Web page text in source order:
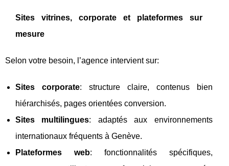
Sites vitrines, corporate et plateformes sur
mesure
Selon votre besoin, l’agence intervient sur:
Sites corporate: structure claire, contenus bien
hiérarchisés, pages orientées conversion.
Sites multilingues: adaptés aux environnements
internationaux fréquents à Genève.
Plateformes web: fonctionnalités spécifiques,